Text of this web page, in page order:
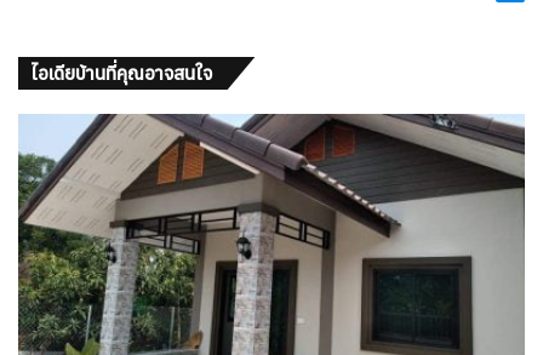
ไอเดียบ้านที่คุณอาจสนใจ